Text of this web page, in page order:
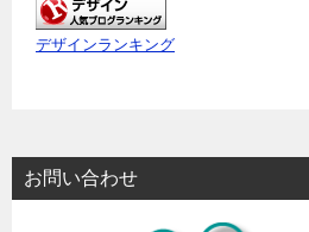
デザインランキング
お問い合わせ